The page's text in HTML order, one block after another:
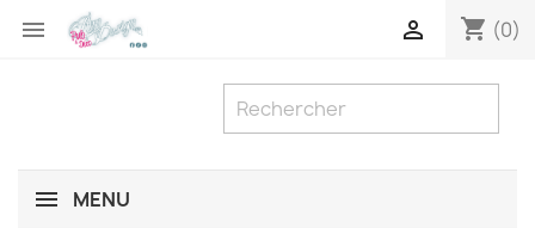
 shopping_cart (0)

MENU